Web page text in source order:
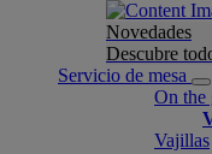
Novedades
Descubre
Servicio de mesa
On the
Vajillas